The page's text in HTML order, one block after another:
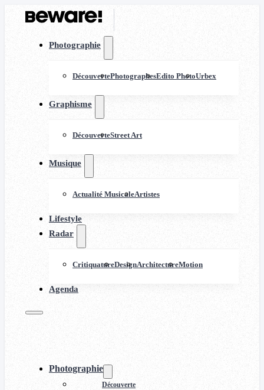
Photographie
DécouvertePhotographesEdito PhotoUrbex
Graphisme
DécouverteStreet Art
Musique
Actualité MusicaleArtistes
Lifestyle
Radar
CritiquatureDesignArchitectureMotion
Agenda
Photographie
Découverte